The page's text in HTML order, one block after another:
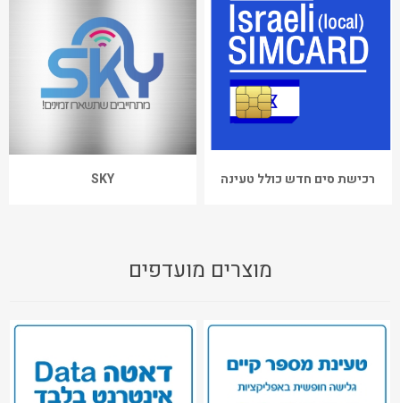
רכישת סים חדש כולל טעינה SKY
מוצרים מועדפים